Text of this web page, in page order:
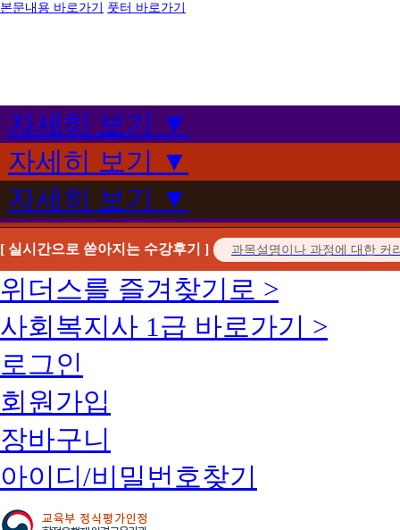
본문내용 바로가기 풋터 바로가기
자세히 보기 ▼
자세히 보기 ▼
자세히 보기 ▼
[ 실시간으로 쏟아지는 수강후기 ]
위더스를 즐겨찾기로 >
사회복지사 1급 바로가기 >
로그인
회원가입
장바구니
아이디/비밀번호찾기